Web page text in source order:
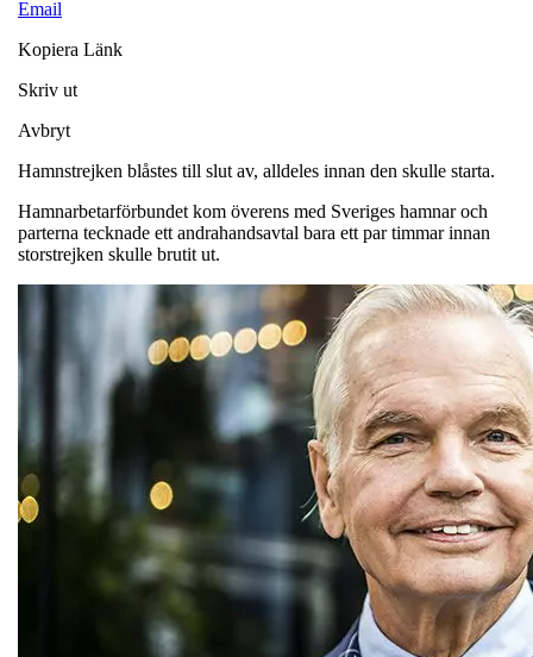
Email
Kopiera Länk
Skriv ut
Avbryt
Hamnstrejken blåstes till slut av, alldeles innan den skulle starta.
Hamnarbetarförbundet kom överens med Sveriges hamnar och
parterna tecknade ett andrahandsavtal bara ett par timmar innan
storstrejken skulle brutit ut.